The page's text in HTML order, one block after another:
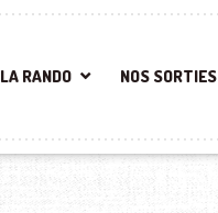
LA RANDO NOS SORTIES